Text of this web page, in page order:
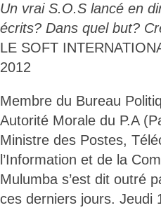
Un vrai S.O.S lancé en
écrits? Dans quel but?
LE SOFT
2012
Membre du Bureau
Autorité Morale du P.A
Ministre des Postes,
l’Information et de la
Mulumba s’est dit outré
ces derniers jours. Jeudi